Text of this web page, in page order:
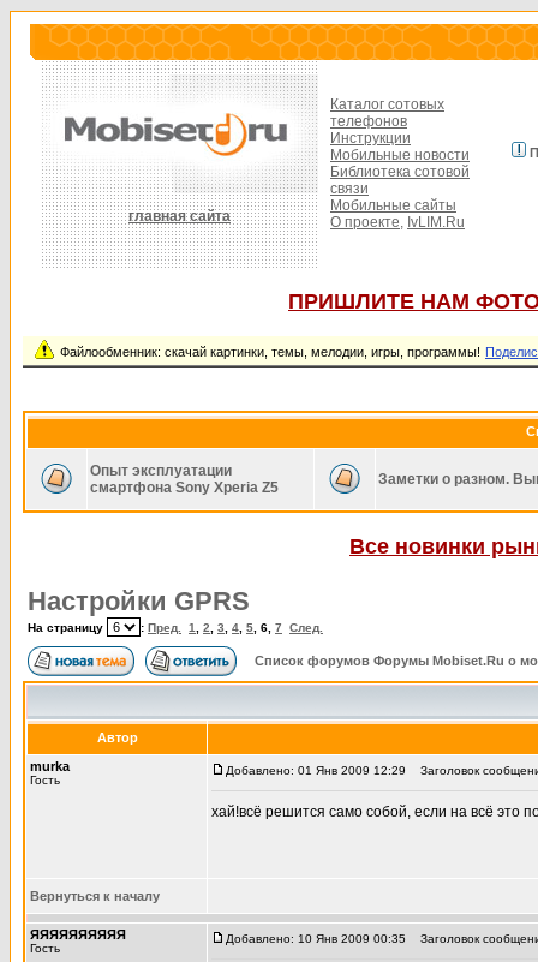
главная сайта
Каталог сотовых
телефонов
Инструкции
Мобильные новости
Библиотека сотовой
связи
Мобильные сайты
О проекте, IvLIM.Ru
ПРИШЛИТЕ НАМ
Файлообменник: скачай картинки, темы, мелодии, игры, программы!
Опыт эксплуатации
смартфона Sony Xperia Z5
Заметки о разном.
Все новинки
Настройки GPRS
На страницу : Пред. 1 2 3 4 5 6 7 След.
Список форумов Форумы Mobiset.Ru о
Автор
murka
Гость
Добавлено: 01 Янв 2009 12:29 Заголовок
хай!всё решится само собой, если на всё это
Вернуться к началу
ЯЯЯЯЯЯЯЯЯЯ
Гость
Добавлено: 10 Янв 2009 00:35 Заголовок